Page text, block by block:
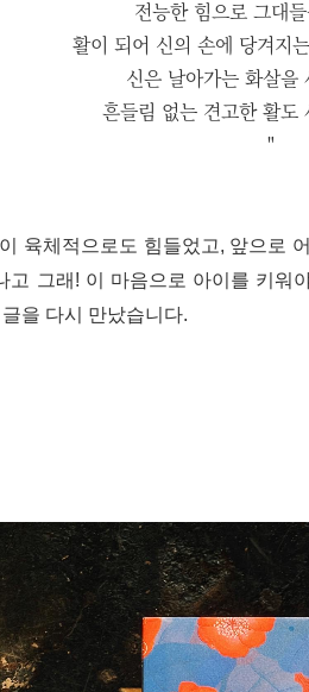
전능한 힘으로 그대
활이 되어 신의 손에 당겨지
신은 날아가는 화살을
흔들림 없는 견고한 활도
"
육체적으로도 힘들었고, 앞으로
고 그래! 이 마음으로 아이를 키워
을 다시 만났습니다.